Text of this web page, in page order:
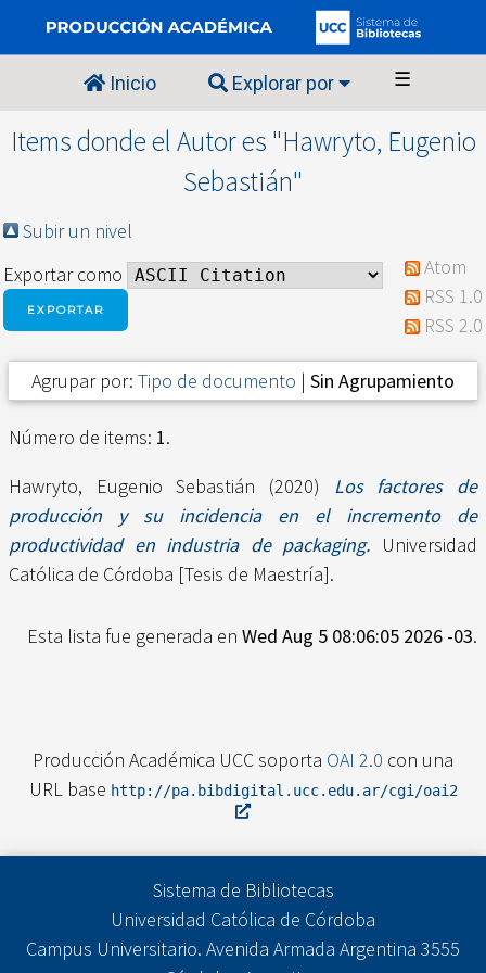
Inicio Explorar por ☰
Items donde el Autor es "Hawryto, Eugenio
Sebastián"
Subir un nivel
Exportar como
Atom
RSS 1.0
RSS 2.0
Agrupar por: Tipo de documento | Sin Agrupamiento
Número de items: 1.
Hawryto, Eugenio Sebastián (2020) Los factores de
producción y su incidencia en el incremento de
productividad en industria de packaging. Universidad
Católica de Córdoba [Tesis de Maestría].
Esta lista fue generada en Wed Aug 5 08:06:05 2026 -03.
Producción Académica UCC soporta OAI 2.0 con una
URL base http://pa.bibdigital.ucc.edu.ar/cgi/oai2
Sistema de Bibliotecas
Universidad Católica de Córdoba
Campus Universitario. Avenida Armada Argentina 3555